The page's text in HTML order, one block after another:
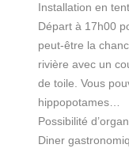
Installation en
Départ à 17h00
peut-être la
rivière avec un
de toile. Vous
hippopotames…
Possibilité
Diner